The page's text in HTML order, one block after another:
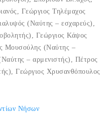
Γεώργιος Τηλέμαχος
(Ναύτης – εσχαρεύς),
Γεώργιος Κάψος
Μουσούλης (Ναύτης –
– αρμενιστής), Πέτρος
Γεώργιος Χρυσανθόπουλος
Νήσων